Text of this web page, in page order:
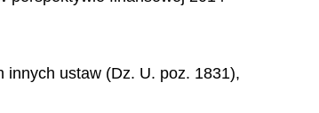
innych ustaw (Dz. U. poz. 1831),